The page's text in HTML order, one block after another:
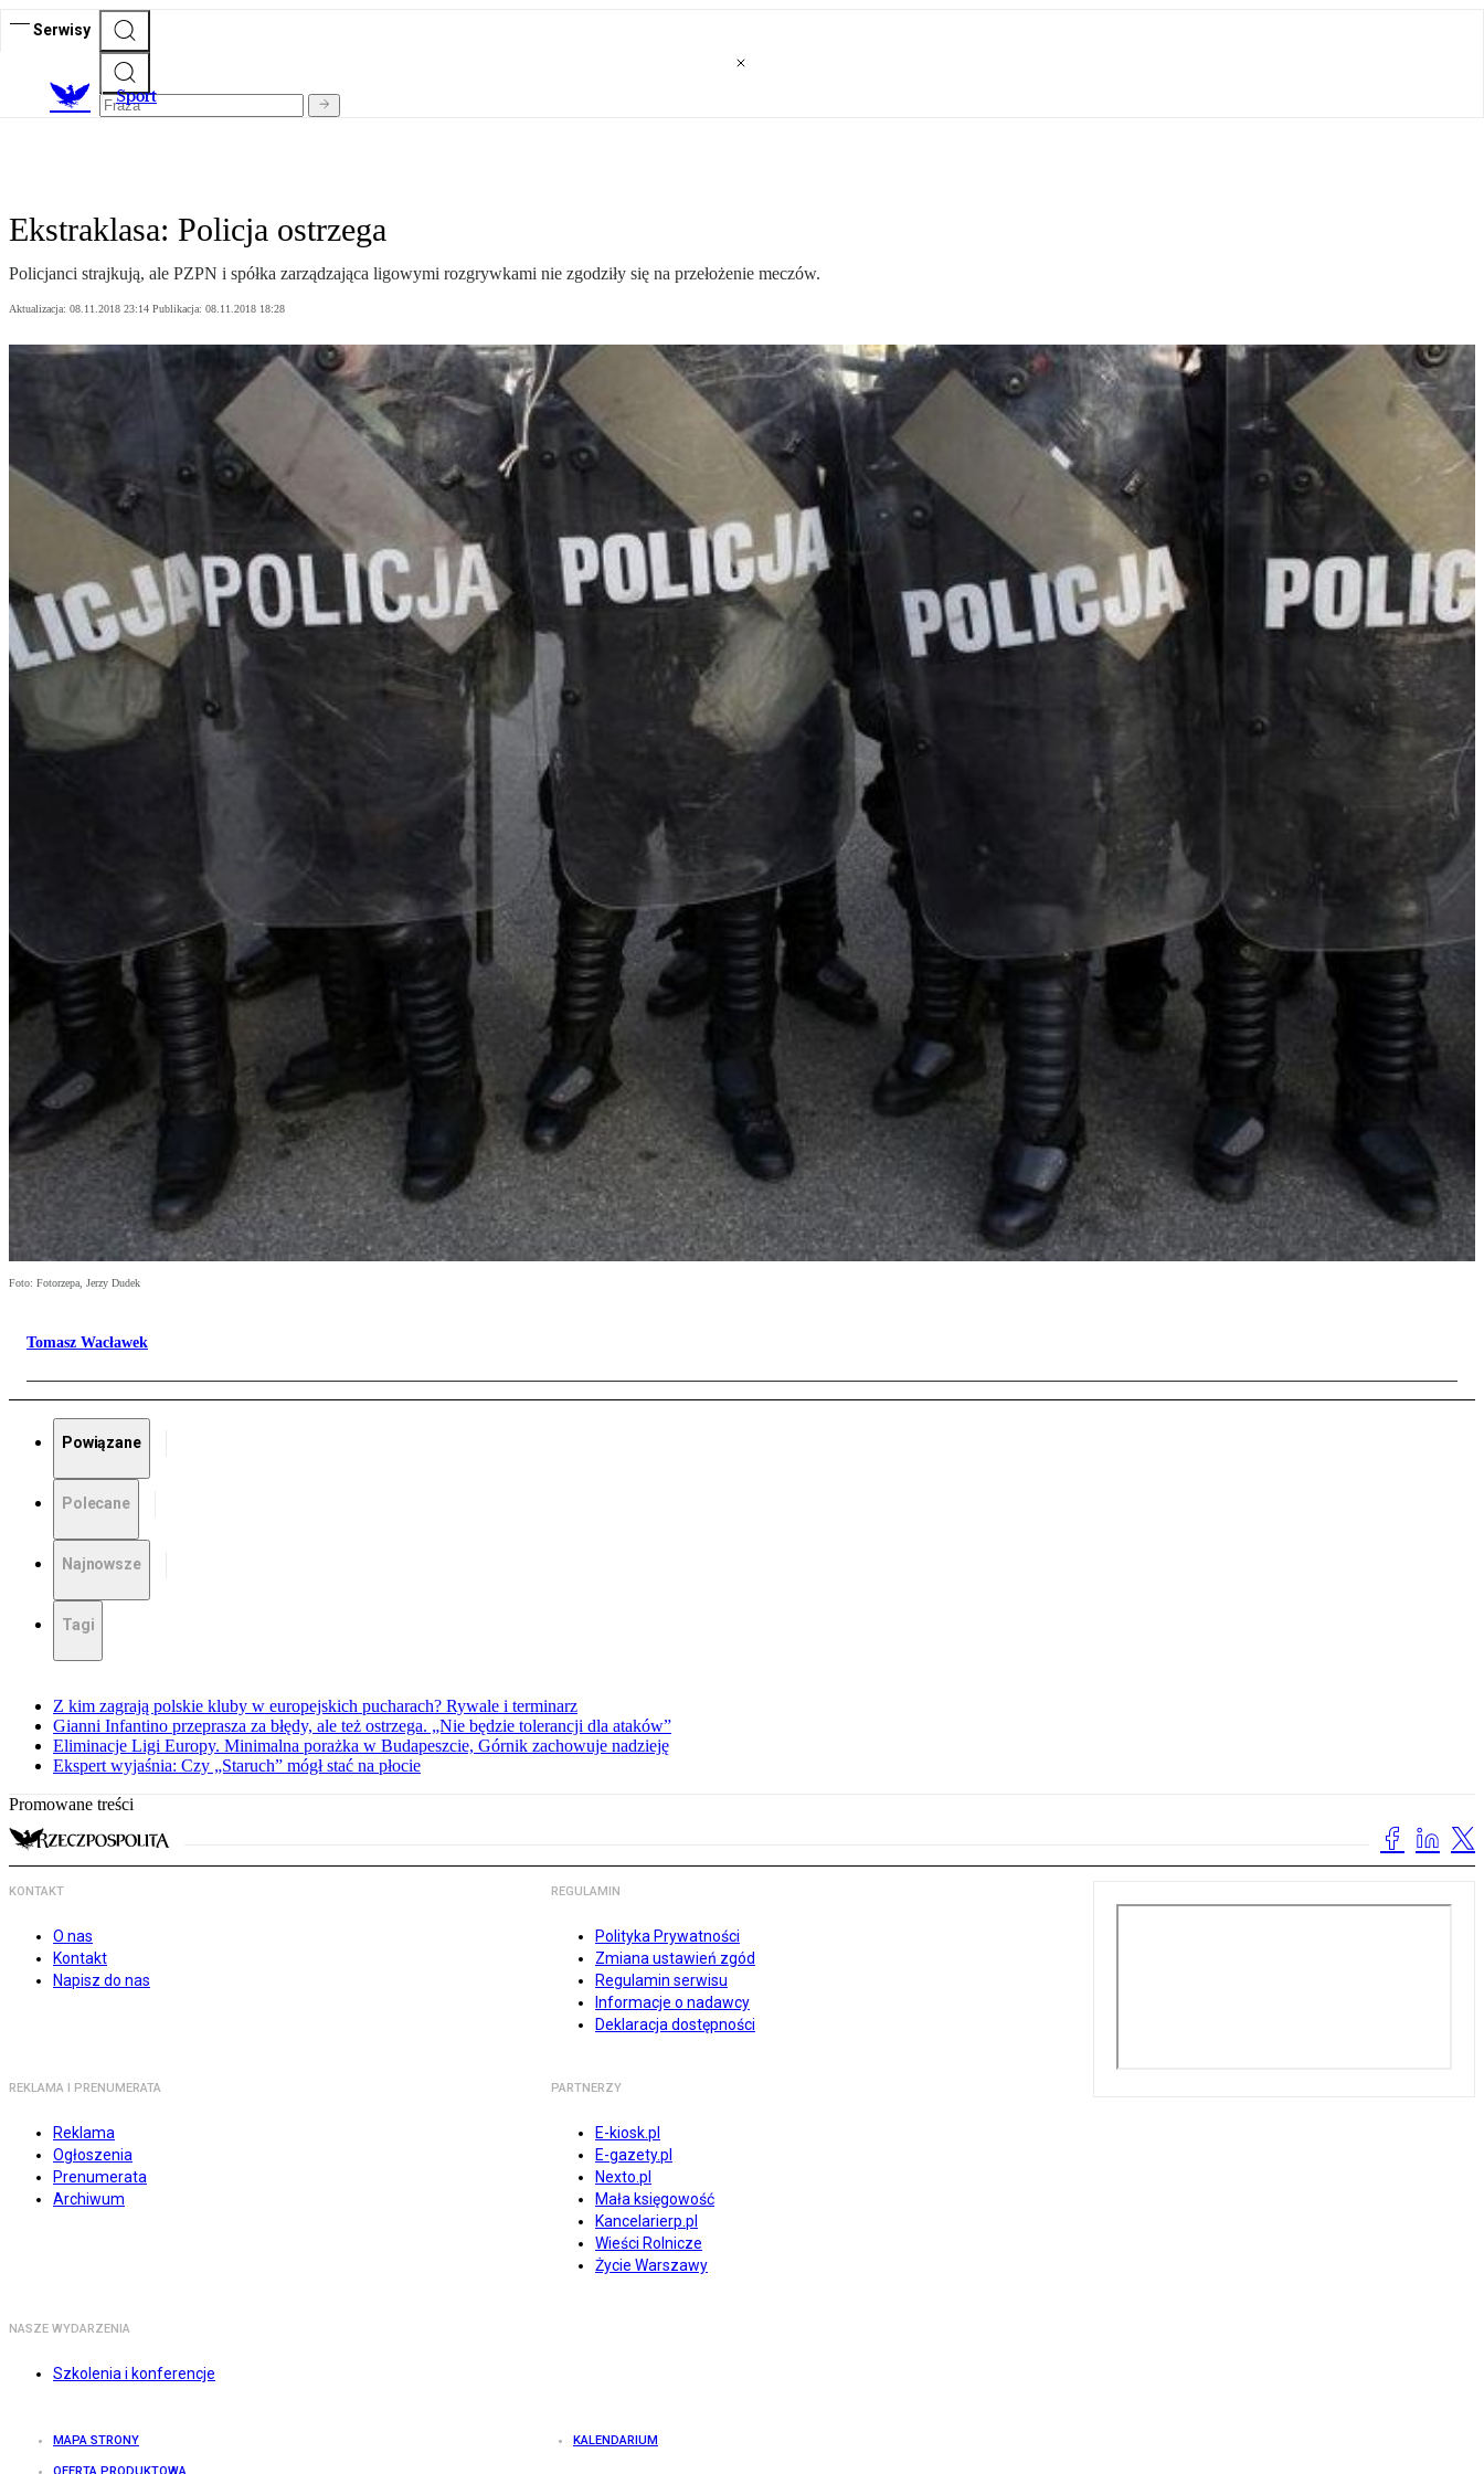
Serwisy
Sport
Ekstraklasa: Policja ostrzega
Policjanci strajkują, ale PZPN i spółka zarządzająca ligowymi rozgrywkami nie zgodziły się na przełożenie meczów.
Aktualizacja: 08.11.2018 23:14 Publikacja: 08.11.2018 18:28
Foto: Fotorzepa, Jerzy Dudek
Tomasz Wacławek
Powiązane
Polecane
Najnowsze
Tagi
Z kim zagrają polskie kluby w europejskich pucharach? Rywale i terminarz
Gianni Infantino przeprasza za błędy, ale też ostrzega. „Nie będzie tolerancji dla ataków”
Eliminacje Ligi Europy. Minimalna porażka w Budapeszcie, Górnik zachowuje nadzieję
Ekspert wyjaśnia: Czy „Staruch” mógł stać na płocie
Promowane treści
KONTAKT
O nas
Kontakt
Napisz do nas
REGULAMIN
Polityka Prywatności
Zmiana ustawień zgód
Regulamin serwisu
Informacje o nadawcy
Deklaracja dostępności
REKLAMA I PRENUMERATA
Reklama
Ogłoszenia
Prenumerata
Archiwum
PARTNERZY
E-kiosk.pl
E-gazety.pl
Nexto.pl
Mała księgowość
Kancelarierp.pl
Wieści Rolnicze
Życie Warszawy
NASZE WYDARZENIA
Szkolenia i konferencje
MAPA STRONY KALENDARIUM